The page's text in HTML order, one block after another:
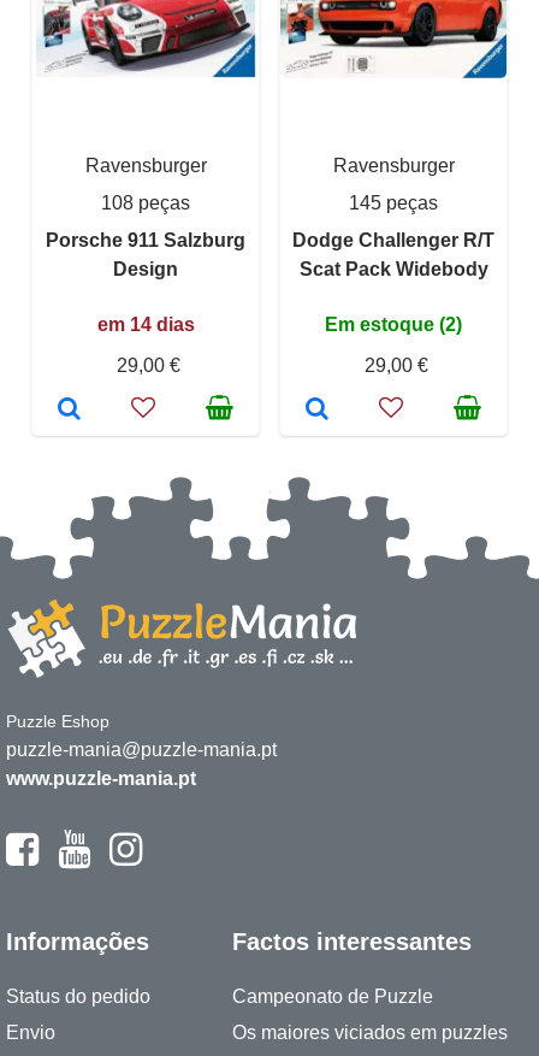
Ravensburger
108 peças
Porsche 911 Salzburg
Design
em 14 dias
29,00 €
Ravensburger
145 peças
Dodge Challenger R/T
Scat Pack Widebody
Em estoque (2)
29,00 €
Puzzle Eshop
puzzle-mania@puzzle-mania.pt
www.puzzle-mania.pt
Informações
Status do pedido
Envio
Factos interessantes
Campeonato de Puzzle
Os maiores viciados em puzzles